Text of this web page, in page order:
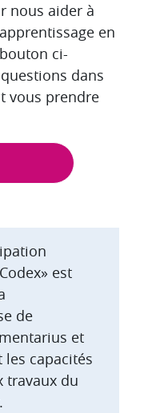
nous aider à
en
ci-
dans
vous prendre
est
de
et
capacités
travaux du